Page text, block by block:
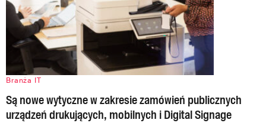
Branża IT
Są nowe wytyczne w zakresie zamówień publicznych
urządzeń drukujących, mobilnych i Digital Signage